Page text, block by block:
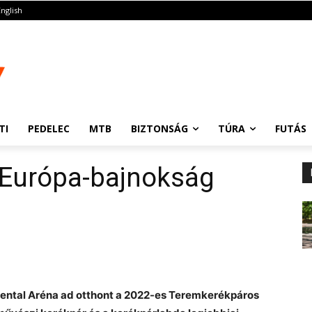
PEDELEC MTB BIZTONSÁG TÚRA FUTÁS
bajnokság
Aréna ad otthont a 2022-es Teremkerékpáros